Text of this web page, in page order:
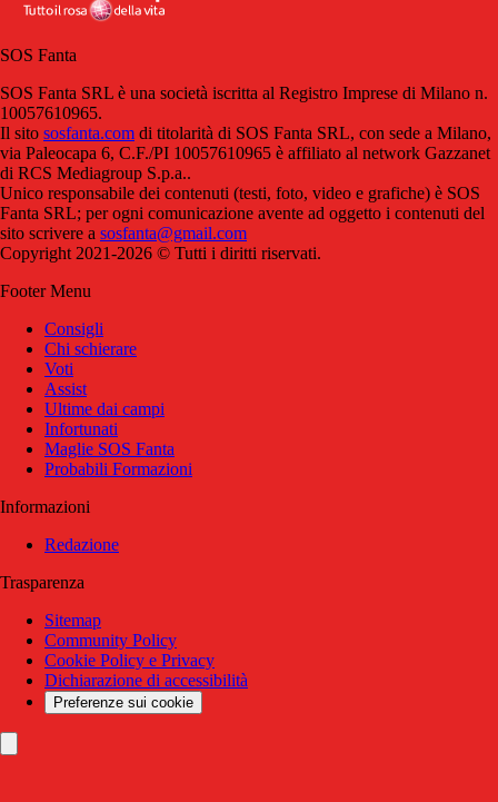
SOS Fanta
SOS Fanta SRL è una società iscritta al Registro Imprese di Milano n.
10057610965.
Il sito sosfanta.com di titolarità di SOS Fanta SRL, con sede a Milano,
via Paleocapa 6, C.F./PI 10057610965 è affiliato al network Gazzanet
di RCS Mediagroup S.p.a..
Unico responsabile dei contenuti (testi, foto, video e grafiche) è SOS
Fanta SRL; per ogni comunicazione avente ad oggetto i contenuti del
sito scrivere a sosfanta@gmail.com
Copyright 2021-2026 © Tutti i diritti riservati.
Footer Menu
Consigli
Chi schierare
Voti
Assist
Ultime dai campi
Infortunati
Maglie SOS Fanta
Probabili Formazioni
Informazioni
Redazione
Trasparenza
Sitemap
Community Policy
Cookie Policy e Privacy
Dichiarazione di accessibilità
Preferenze sui cookie